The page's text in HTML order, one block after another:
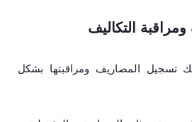
تسجيل المصاريف ومراقبتها بشكل